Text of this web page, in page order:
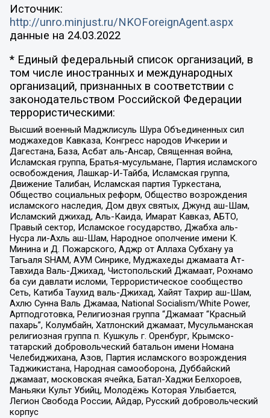
Источник:
http://unro.minjust.ru/NKOForeignAgent.aspx
данные на 24.03.2022
* Единый федеральный список организаций, в
том числе иностранных и международных
организаций, признанных в соответствии с
законодательством Российской Федерации
террористическими:
Высший военный Маджлисуль Шура Объединенных сил
моджахедов Кавказа, Конгресс народов Ичкерии и
Дагестана, База, Асбат аль-Ансар, Священная война,
Исламская группа, Братья-мусульмане, Партия исламского
освобождения, Лашкар-И-Тайба, Исламская группа,
Движение Талибан, Исламская партия Туркестана,
Общество социальных реформ, Общество возрождения
исламского наследия, Дом двух святых, Джунд аш-Шам,
Исламский джихад, Аль-Каида, Имарат Кавказ, АБТО,
Правый сектор, Исламское государство, Джабха аль-
Нусра ли-Ахль аш-Шам, Народное ополчение имени К.
Минина и Д. Пожарского, Аджр от Аллаха Субхану уа
Тагьаля SHAM, АУМ Синрике, Муджахеды джамаата Ат-
Тавхида Валь-Джихад, Чистопольский Джамаат, Рохнамо
ба суи давлати исломи, Террористическое сообщество
Сеть, Катиба Таухид валь-Джихад, Хайят Тахрир аш-Шам,
Ахлю Сунна Валь Джамаа, National Socialism/White Power,
Артподготовка, Религиозная группа “Джамаат “Красный
пахарь”, Колумбайн, Хатлонский джамаат, Мусульманская
религиозная группа п. Кушкуль г. Оренбург, Крымско-
татарский добровольческий батальон имени Номана
Челебиджихана, Азов, Партия исламского возрождения
Таджикистана, Народная самооборона, Дуббайский
джамаат, московская ячейка, Батал-Хаджи Белхороев,
Маньяки Культ Убийц, Молодёжь Которая Улыбается,
Легион Свобода России, Айдар, Русский добровольческий
корпус